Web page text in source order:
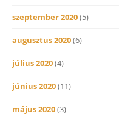
szeptember 2020(5)
augusztus 2020(6)
július 2020(4)
június 2020(11)
május 2020(3)